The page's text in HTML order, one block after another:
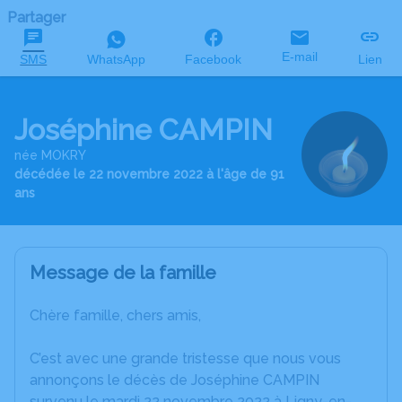
Partager
SMS WhatsApp Facebook E-mail Lien
Joséphine CAMPIN
née MOKRY
décédée le 22 novembre 2022 à l'âge de 91
ans
Message de la famille
Chère famille, chers amis,
C’est avec une grande tristesse que nous vous
annonçons le décès de Joséphine CAMPIN